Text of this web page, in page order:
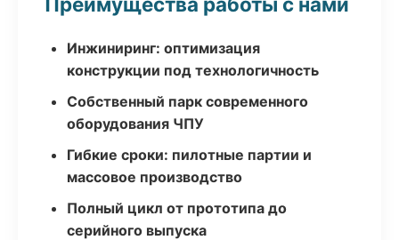
Инжиниринг: оптимизация
конструкции под технологичность
Собственный парк современного
оборудования ЧПУ
Гибкие сроки: пилотные партии и
массовое производство
Полный цикл от прототипа до
серийного выпуска